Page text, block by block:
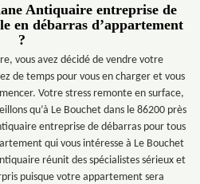
Antiquaire entreprise de
en débarras d’appartement
?
vous avez décidé de vendre votre
de temps pour vous en charger et vous
Votre stress remonte en surface,
qu’à Le Bouchet dans le 86200 près
entreprise de débarras pour tous
qui vous intéresse à Le Bouchet
réunit des spécialistes sérieux et
puisque votre appartement sera